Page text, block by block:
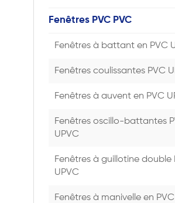
Fenêtres PVC PVC
Fenêtres à battant en PVC
Fenêtres coulissantes PVC
Fenêtres à auvent en PVC
Fenêtres oscillo-battantes
UPVC
Fenêtres à guillotine double
UPVC
Fenêtres à manivelle en PVC